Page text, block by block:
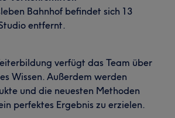
Bahnhof befindet sich 13
entfernt.
verfügt das Team über
Wissen. Außerdem werden
und die neuesten Methoden
perfektes Ergebnis zu erzielen.